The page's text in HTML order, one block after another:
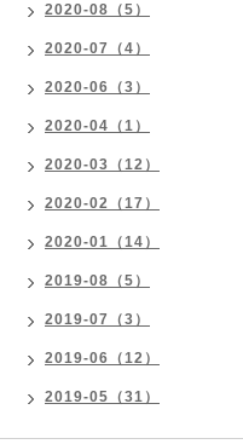
2020-08（5）
2020-07（4）
2020-06（3）
2020-04（1）
2020-03（12）
2020-02（17）
2020-01（14）
2019-08（5）
2019-07（3）
2019-06（12）
2019-05（31）